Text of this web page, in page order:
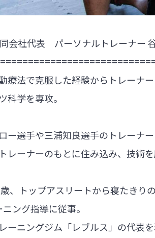
会社代表 パーソナルトレーナー
療法で克服した経験からトレーナー
科学を専攻。
ー選手や三浦知良選手のトレーナ
レーナーのもとに住み込み、技術を
、トップアスリートから寝たきりの
ング指導に従事。
ーニングジム「レブルス」の代表を